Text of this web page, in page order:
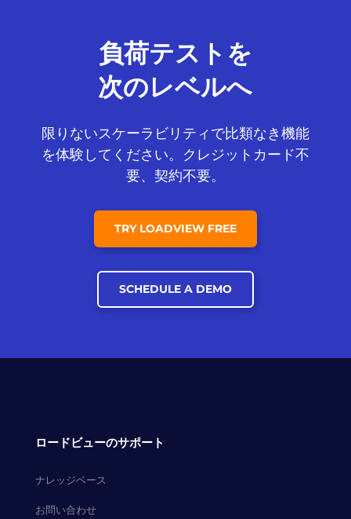
負荷テストを
次のレベルへ
限りないスケーラビリティで比類なき機能
を体験してください。クレジットカード不
要、契約不要。
TRY LOADVIEW FREE
SCHEDULE A DEMO
ロードビューのサポート
ナレッジベース
お問い合わせ